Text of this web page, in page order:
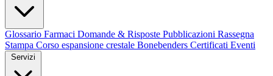
Glossario Farmaci Domande & Risposte Pubblicazioni Rassegna
Stampa Corso espansione crestale Bonebenders Certificati Eventi